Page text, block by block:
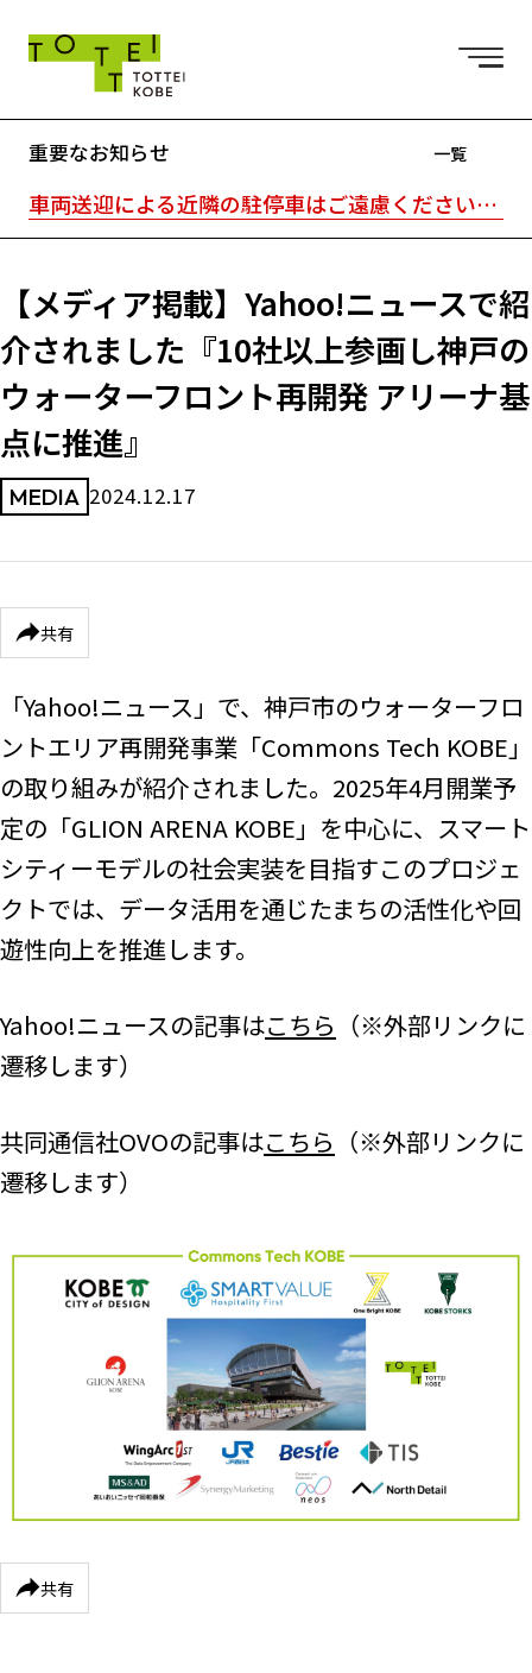
重要なお知らせ
車両送迎による近隣の駐停車はご遠慮ください。駐車場はTOTTEI外の近隣駐車場をご利用ください。｜TOTTEI内はキャッシュレスです。
一覧
【メディア掲載】Yahoo!ニュースで紹
介されました『10社以上参画し神戸の
ウォーターフロント再開発 アリーナ基
点に推進』
MEDIA 2024.12.17
共有
「Yahoo!ニュース」で、神戸市のウォーターフロ
ントエリア再開発事業「Commons Tech KOBE」
の取り組みが紹介されました。2025年4月開業予
定の「GLION ARENA KOBE」を中心に、スマート
シティーモデルの社会実装を目指すこのプロジェ
クトでは、データ活用を通じたまちの活性化や回
遊性向上を推進します。
Yahoo!ニュースの記事はこちら （※外部リンクに
遷移します）
共同通信社OVOの記事はこちら （※外部リンクに
遷移します）
共有